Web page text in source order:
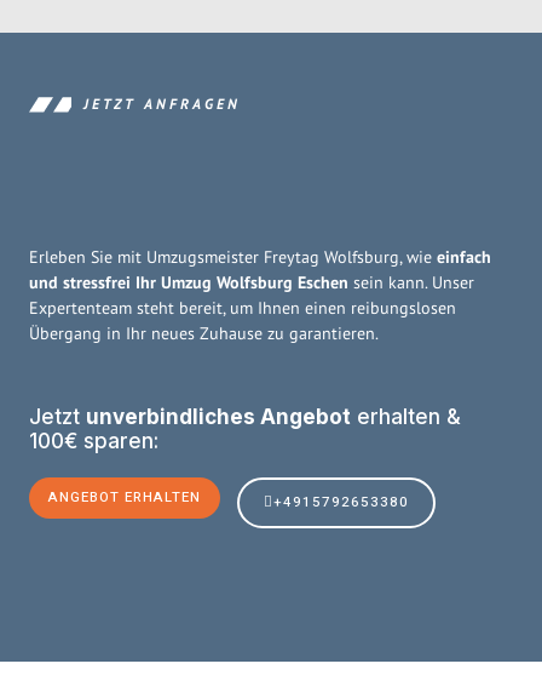
JETZT ANFRAGEN
Erleben Sie mit Umzugsmeister Freytag Wolfsburg, wie einfach
und stressfrei Ihr Umzug Wolfsburg Eschen sein kann. Unser
Expertenteam steht bereit, um Ihnen einen reibungslosen
Übergang in Ihr neues Zuhause zu garantieren.
Jetzt unverbindliches Angebot erhalten &
100€ sparen:
ANGEBOT ERHALTEN +4915792653380